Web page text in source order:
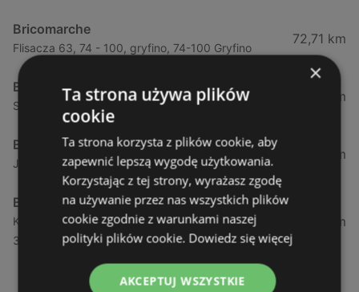
Bricomarche
Flisacza 63, 74 - 100, gryfino, 74-100 Gryfino
72,71 km
Bricomarche
Szczecińska 81, stargard, 73-110 Stargard
78,6 km
Bricomarche
Jasna 25a, kołobrzeg, 78-100 Kołobrzeg
88,9 km
Bricomarche
Kombatantów Polskich 3e, 78 - 300, świdwin, 78-
300 Świdwin
101 km
×
Ta strona używa plików
cookie
Ta strona korzysta z plików cookie, aby
zapewnić lepszą wygodę użytkowania.
Korzystając z tej strony, wyrażasz zgodę
na używanie przez nas wszystkich plików
cookie zgodnie z warunkami naszej
polityki plików cookie. Dowiedz się więcej
AKCEPTUJ WSZYSTKIE